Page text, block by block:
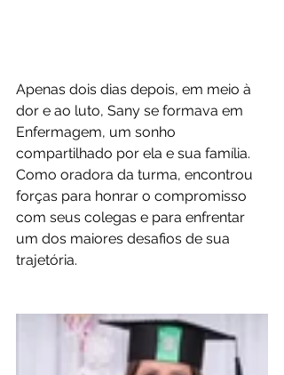
Apenas dois dias depois, em meio à
dor e ao luto, Sany se formava em
Enfermagem, um sonho
compartilhado por ela e sua família.
Como oradora da turma, encontrou
forças para honrar o compromisso
com seus colegas e para enfrentar
um dos maiores desafios de sua
trajetória.